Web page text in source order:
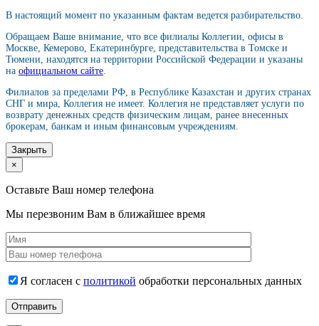
В настоящий момент по указанным фактам ведется разбирательство.
Обращаем Ваше внимание, что все филиалы Коллегии, офисы в
Москве, Кемерово, Екатеринбурге, представительства в Томске и
Тюмени, находятся на территории Российской Федерации и указаны
на официальном сайте
Филиалов за пределами РФ, в Республике Казахстан и других странах
СНГ и мира, Коллегия не имеет. Коллегия не представляет услуги по
возврату денежных средств физическим лицам, ранее внесенных
брокерам, банкам и иным финансовым учреждениям.
Закрыть
×
Оставьте Ваш номер телефона
Мы перезвоним Вам в ближайшее время
Я согласен с политикой обработки персональных данных